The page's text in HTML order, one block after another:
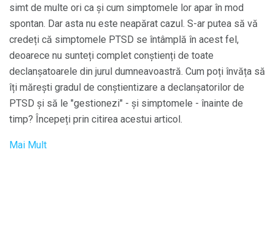
simt de multe ori ca și cum simptomele lor apar în mod
spontan. Dar asta nu este neapărat cazul. S-ar putea să vă
credeți că simptomele PTSD se întâmplă în acest fel,
deoarece nu sunteți complet conștienți de toate
declanșatoarele din jurul dumneavoastră. Cum poți învăța să
îți mărești gradul de conștientizare a declanșatorilor de
PTSD și să le "gestionezi" - și simptomele - înainte de
timp? Începeți prin citirea acestui articol.
Mai Mult